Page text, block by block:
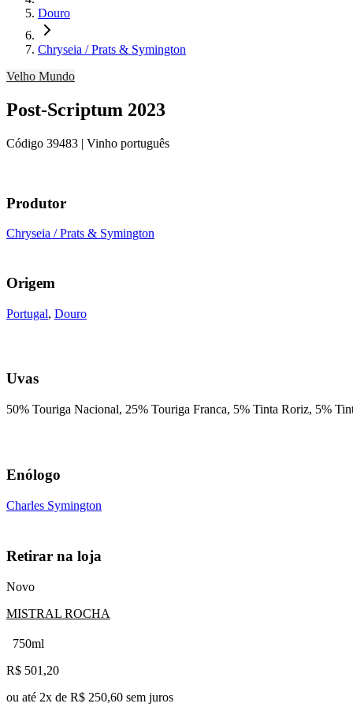
Douro
Chryseia / Prats & Symington
Velho Mundo
Post-Scriptum 2023
Código 39483 | Vinho português
Produtor
Chryseia / Prats & Symington
Origem
Portugal, Douro
Uvas
50% Touriga Nacional, 25% Touriga Franca, 5% Tinta Roriz, 5%
Enólogo
Charles Symington
Retirar na loja
Novo
MISTRAL ROCHA
750ml
R$ 501,20
ou até 2x de R$ 250,60 sem juros